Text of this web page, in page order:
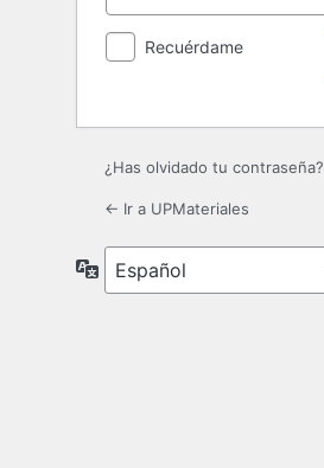
Recuérdame
¿Has olvidado tu contraseña?
← Ir a UPMateriales
Idioma